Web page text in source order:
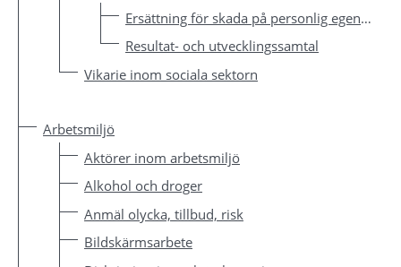
Ersättning för skada på personlig egendom
Resultat- och utvecklingssamtal
Vikarie inom sociala sektorn
Arbetsmiljö
Aktörer inom arbetsmiljö
Alkohol och droger
Anmäl olycka, tillbud, risk
Bildskärmsarbete